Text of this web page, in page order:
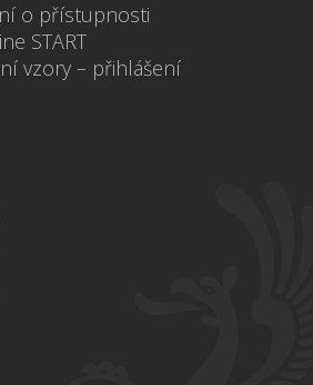
o přístupnosti
START
vzory – přihlášení